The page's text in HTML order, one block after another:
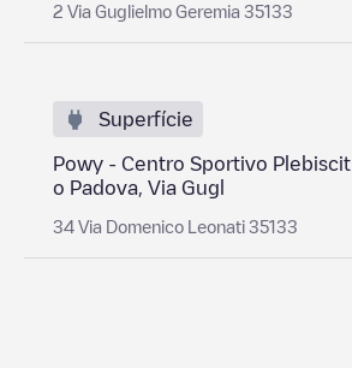
2 Via Guglielmo Geremia 35133
Superfície
Powy - Centro Sportivo Plebiscit
o Padova, Via Gugl
34 Via Domenico Leonati 35133